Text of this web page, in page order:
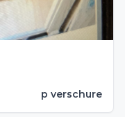
p verschure